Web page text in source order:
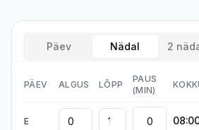
Päev Nädal 2
PÄEV ALGUS LÕPP
PAUS
(MIN)
E